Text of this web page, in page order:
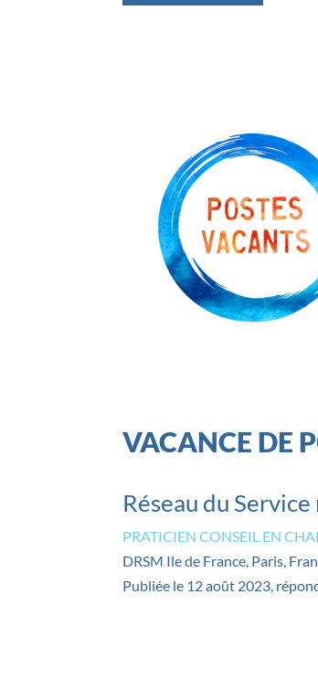
VACANCE DE
Réseau du
PRATICIEN CONSEIL EN
DRSM Ile de France, Paris,
Publiée le 12 août 2023,